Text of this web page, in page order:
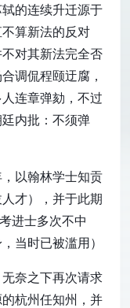
的连续升迁源于
算新法的反对
对其新法完全否
调侃程颐迂腐，
连章弹劾，不过
内批：不须弹
以翰林学士知贡
才），并于此期
进士多次不中
当时已被滥用）
奈之下再次请求
杭州任知州，并